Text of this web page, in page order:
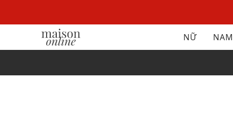
NỮ NAM